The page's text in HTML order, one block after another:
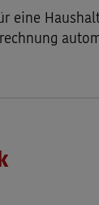
eine